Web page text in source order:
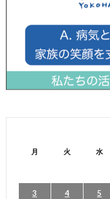
月 火 水
3 4 5